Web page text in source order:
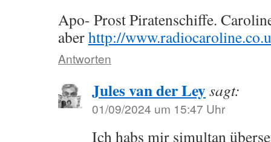
Apo- Prost Piratenschiffe.
aberhttp://
Antworten
Jules van der Leysagt:
01/09/2024 um 15:47 Uhr
Ich habs mir simultan